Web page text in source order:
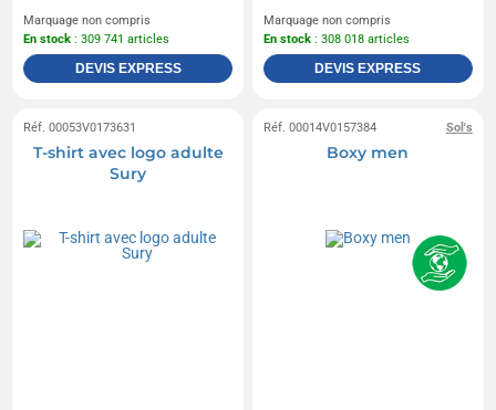
Marquage non compris
En stock : 309 741 articles
DEVIS EXPRESS
Marquage non compris
En stock : 308 018 articles
DEVIS EXPRESS
Réf. 00053V0173631
T-shirt avec logo adulte
Sury
Sol's
Réf. 00014V0157384
Boxy men